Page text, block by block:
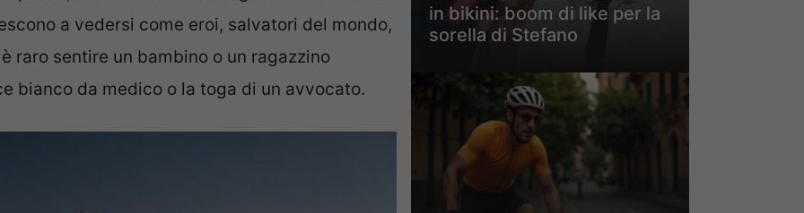
a vedersi come eroi, salvatori del mondo,
raro sentire un bambino o un ragazzino
bianco da medico o la toga di un avvocato.
in bikini: boom di like per la
sorella di Stefano